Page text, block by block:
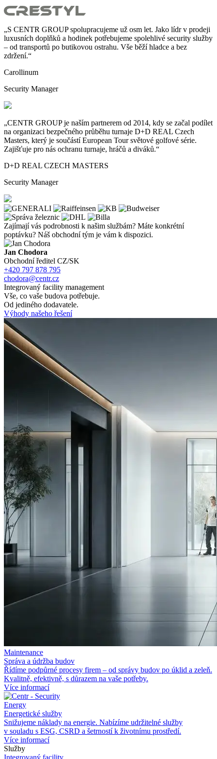
„S CENTR GROUP spolupracujeme už osm let. Jako lídr v prodeji
luxusních doplňků a hodinek potřebujeme spolehlivé security služby
– od transportů po butikovou ostrahu. Vše běží hladce a bez
zdržení.“
Carollinum
Security Manager
„CENTR GROUP je naším partnerem od 2014, kdy se začal podílet
na organizaci bezpečného průběhu turnaje D+D REAL Czech
Masters, který je součástí European Tour světové golfové série.
Zajišťuje pro nás ochranu turnaje, hráčů a diváků.“
D+D REAL CZECH MASTERS
Security Manager
Zajímají vás podrobnosti k našim službám? Máte konkrétní
poptávku? Náš obchodní tým je vám k dispozici.
Jan Chodora
Obchodní ředitel CZ/SK
+420 797 878 795
chodora@centr.cz
Integrovaný facility management
Vše, co vaše budova potřebuje.
Od jediného dodavatele.
Výhody našeho řešení
Maintenance
Správa a údržba budov
Řídíme podpůrné procesy firem – od správy budov po úklid a zeleň.
Kvalitně, efektivně, s důrazem na vaše potřeby.
Více informací
Energy
Energetické služby
Snižujeme náklady na energie. Nabízíme udržitelné služby
v souladu s ESG, CSRD a šetrností k životnímu prostředí.
Více informací
Služby